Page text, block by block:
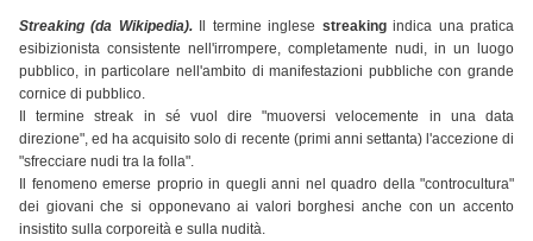
Streaking (da Wikipedia).Il termine inglese streakingindica una pratica
esibizionista consistente nell'irrompere, completamente nudi, in un luogo
pubblico, in particolare nell'ambito di manifestazioni pubbliche con grande
cornice di pubblico.
Il termine streak in sé vuol dire "muoversi velocemente in una data
direzione", ed ha acquisito solo di recente (primi anni settanta) l'accezione di
"sfrecciare nudi tra la folla".
Il fenomeno emerse proprio in quegli anni nel quadro della "controcultura"
dei giovani che si opponevano ai valori borghesi anche con un accento
insistito sulla corporeità e sulla nudità.